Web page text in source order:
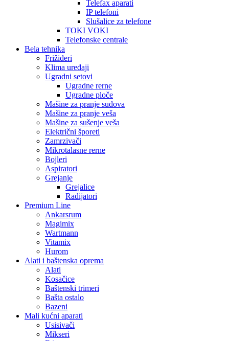
Telefax aparati
IP telefoni
Slušalice za telefone
TOKI VOKI
Telefonske centrale
Bela tehnika
Frižideri
Klima uređaji
Ugradni setovi
Ugradne rerne
Ugradne ploče
Mašine za pranje sudova
Mašine za pranje veša
Mašine za sušenje veša
Električni šporeti
Zamrzivači
Mikrotalasne rerne
Bojleri
Aspiratori
Grejanje
Grejalice
Radijatori
Premium Line
Ankarsrum
Magimix
Wartmann
Vitamix
Hurom
Alati i baštenska oprema
Alati
Kosačice
Baštenski trimeri
Bašta ostalo
Bazeni
Mali kućni aparati
Usisivači
Mikseri